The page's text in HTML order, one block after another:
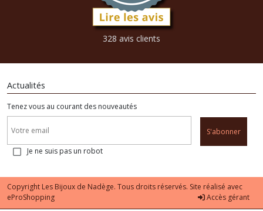
328 avis clients
Actualités
Tenez vous au courant des nouveautés
S'abonner
Je ne suis pas un robot
Copyright Les Bijoux de Nadège. Tous droits réservés. Site réalisé avec
eProShopping
Accès gérant